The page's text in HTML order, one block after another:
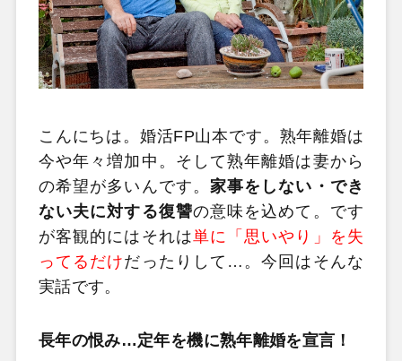
こんにちは。婚活FP山本です。熟年離婚は
今や年々増加中。そして熟年離婚は妻から
の希望が多いんです。 家事をしない・でき
ない夫に対する復讐の意味を込めて。です
が客観的にはそれは単に「思いやり」を失
ってるだけだったりして…。今回はそんな
実話です。
長年の恨み…定年を機に熟年離婚を宣言！